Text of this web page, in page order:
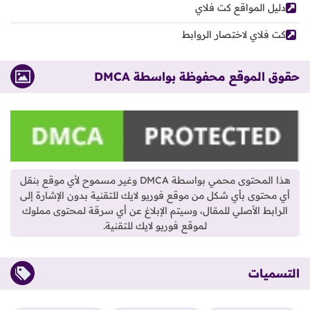
دليل المواقع كت فلاي
كت فلاي لاختصار الروابط
حقوق الموقع محفوظة بواسطة DMCA
هذا المحتوى محمي بواسطة DMCA وغير مسموح لأي موقع بنقل
أي محتوى بأي شكل من موقع فوريو لايك للتقنية بدون الإشارة إلى
الرابط الأصلي للمقال، وسيتم الإبلاغ عن أي سرقة لمحتوى مملوك
لموقع فوريو لايك للتقنية.
التسميات